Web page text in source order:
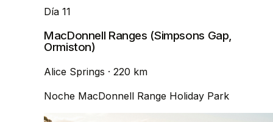
Día 11
MacDonnell Ranges (Simpsons Gap,
Ormiston)
Alice Springs · 220 km
Noche MacDonnell Range Holiday Park